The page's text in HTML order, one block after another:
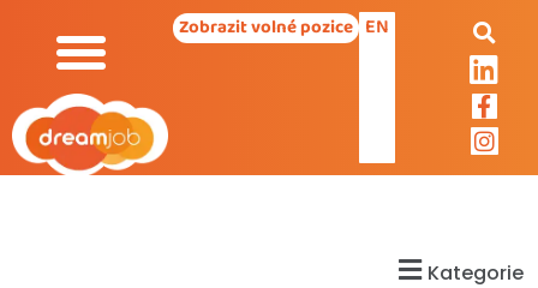
Zobrazit volné pozice EN
Kategorie